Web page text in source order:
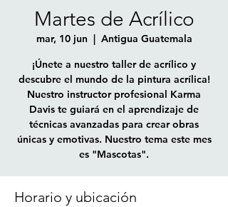
Martes de Acrílico
mar, 10 jun
  |
Antigua Guatemala
¡Únete a nuestro taller de acrílico y
descubre el mundo de la pintura acrílica!
Nuestro instructor profesional Karma
Davis te guiará en el aprendizaje de
técnicas avanzadas para crear obras
únicas y emotivas. Nuestro tema este mes
Horario y ubicación